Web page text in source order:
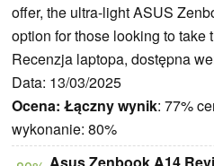
offer, the ultra-light ASUS
option for those looking to take
Recenzja laptopa, dostępna
Data: 13/03/2025
Ocena: Łączny wynik: 77%
wykonanie: 80%